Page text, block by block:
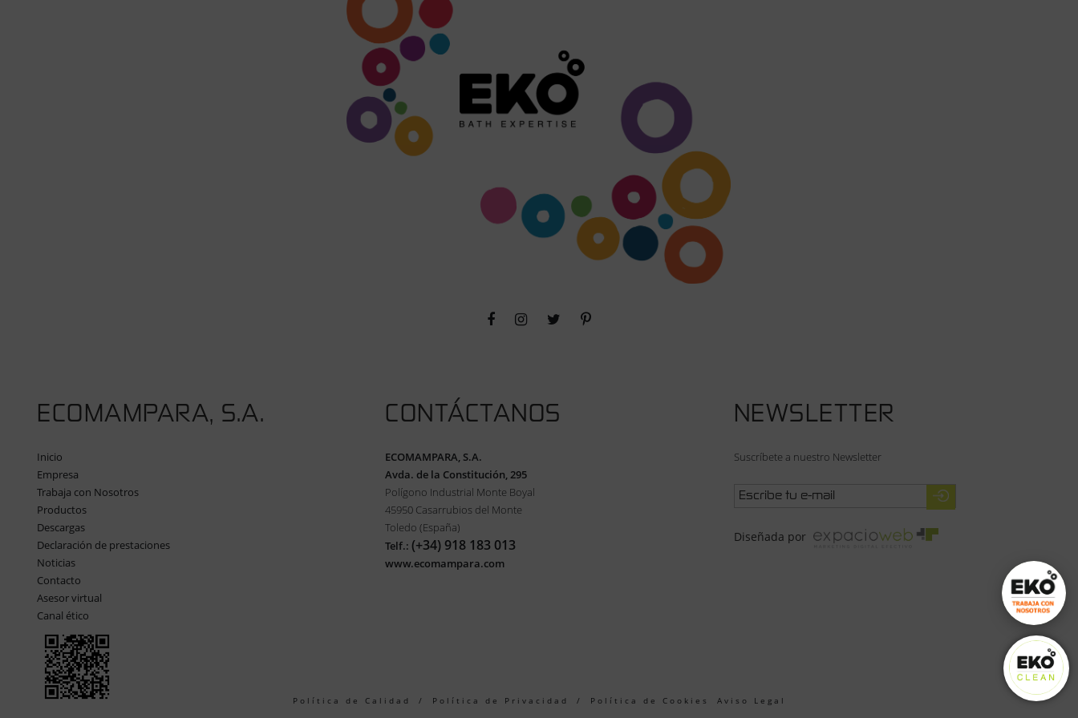
ECOMAMPARA, S.A.
Inicio
Empresa
Trabaja con Nosotros
Productos
Descargas
Declaración de prestaciones
Noticias
Contacto
Asesor virtual
Canal ético
CONTÁCTANOS
ECOMAMPARA, S.A.
Avda. de la Constitución, 295
Polígono Industrial Monte Boyal
45950 Casarrubios del Monte
Toledo (España)
Telf.: (+34) 918 183 013
www.ecomampara.com
Política de Calidad Política de Privacidad Política de Cookies Aviso Legal
NEWSLETTER
Suscríbete a nuestro Newsletter
Diseñada por